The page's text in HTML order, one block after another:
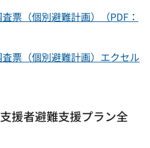
票（個別避難計画）（PDF：
票（個別避難計画）エクセル
援者避難支援プラン全